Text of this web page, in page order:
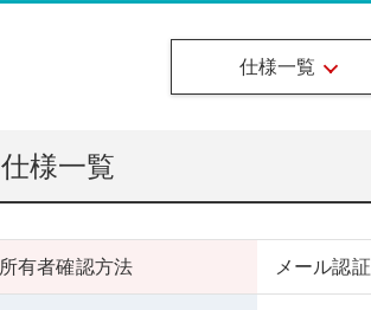
仕様一覧
仕様一覧
所有者確認方法 メール認証